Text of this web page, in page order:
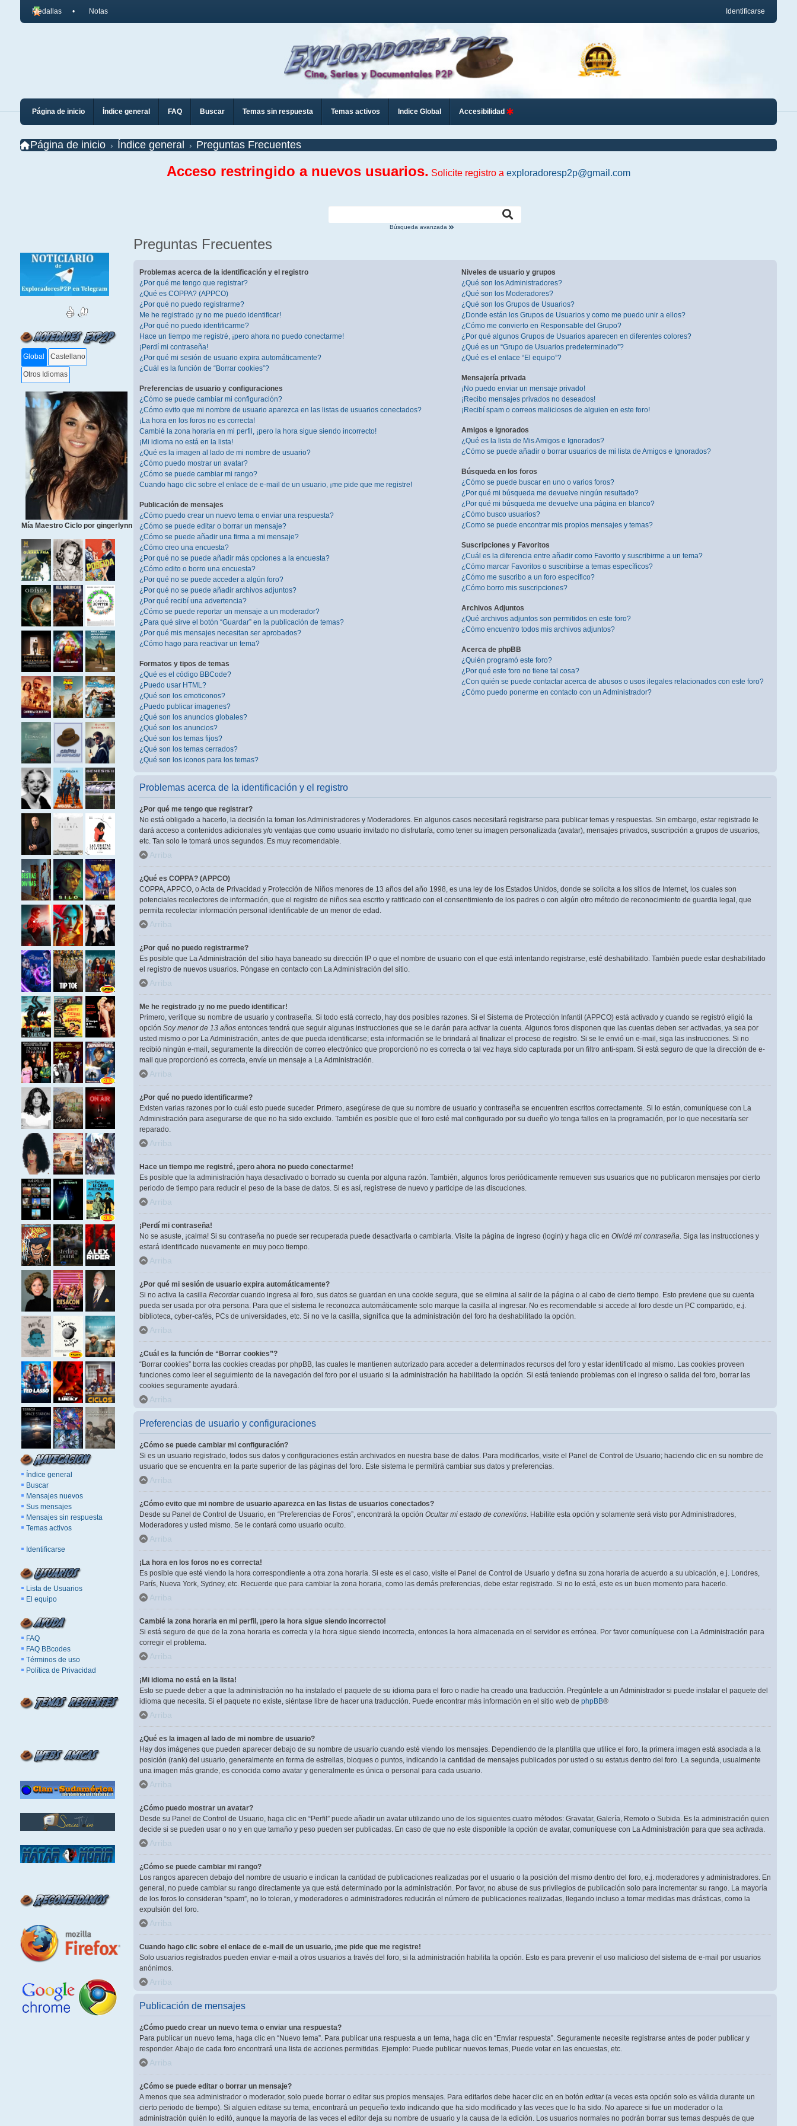
Identificarse
Medallas Notas
Página de inicio Índice general FAQ Buscar Temas sin respuesta Temas activos Indice Global Accesibilidad
Página de inicio Índice general Preguntas Frecuentes
Acceso restringido a nuevos usuarios. Solicite registro a exploradoresp2p@gmail.com
Búsqueda avanzada
Global Castellano
Otros Idiomas
Mía Maestro Ciclo por gingerlynn
Índice general
Buscar
Mensajes nuevos
Sus mensajes
Mensajes sin respuesta
Temas activos
Identificarse
Lista de Usuarios
El equipo
FAQ
FAQ BBcodes
Términos de uso
Política de Privacidad
Preguntas Frecuentes
Problemas acerca de la identificación y el registro
¿Por qué me tengo que registrar?
¿Qué es COPPA? (APPCO)
¿Por qué no puedo registrarme?
Me he registrado ¡y no me puedo identificar!
¿Por qué no puedo identificarme?
Hace un tiempo me registré, ¡pero ahora no puedo conectarme!
¡Perdí mi contraseña!
¿Por qué mi sesión de usuario expira automáticamente?
¿Cuál es la función de “Borrar cookies”?
Preferencias de usuario y configuraciones
¿Cómo se puede cambiar mi configuración?
¿Cómo evito que mi nombre de usuario aparezca en las listas de usuarios conectados?
¡La hora en los foros no es correcta!
Cambié la zona horaria en mi perfil, ¡pero la hora sigue siendo incorrecto!
¡Mi idioma no está en la lista!
¿Qué es la imagen al lado de mi nombre de usuario?
¿Cómo puedo mostrar un avatar?
¿Cómo se puede cambiar mi rango?
Cuando hago clic sobre el enlace de e-mail de un usuario, ¡me pide que me registre!
Publicación de mensajes
¿Cómo puedo crear un nuevo tema o enviar una respuesta?
¿Cómo se puede editar o borrar un mensaje?
¿Cómo se puede añadir una firma a mi mensaje?
¿Cómo creo una encuesta?
¿Por qué no se puede añadir más opciones a la encuesta?
¿Cómo edito o borro una encuesta?
¿Por qué no se puede acceder a algún foro?
¿Por qué no se puede añadir archivos adjuntos?
¿Por qué recibí una advertencia?
¿Cómo se puede reportar un mensaje a un moderador?
¿Para qué sirve el botón “Guardar” en la publicación de temas?
¿Por qué mis mensajes necesitan ser aprobados?
¿Cómo hago para reactivar un tema?
Formatos y tipos de temas
¿Qué es el código BBCode?
¿Puedo usar HTML?
¿Qué son los emoticonos?
¿Puedo publicar imagenes?
¿Qué son los anuncios globales?
¿Qué son los anuncios?
¿Qué son los temas fijos?
¿Qué son los temas cerrados?
¿Qué son los iconos para los temas?
Niveles de usuario y grupos
¿Qué son los Administradores?
¿Qué son los Moderadores?
¿Qué son los Grupos de Usuarios?
¿Donde están los Grupos de Usuarios y como me puedo unir a ellos?
¿Cómo me convierto en Responsable del Grupo?
¿Por qué algunos Grupos de Usuarios aparecen en diferentes colores?
¿Qué es un “Grupo de Usuarios predeterminado”?
¿Qué es el enlace “El equipo”?
Mensajería privada
¡No puedo enviar un mensaje privado!
¡Recibo mensajes privados no deseados!
¡Recibí spam o correos maliciosos de alguien en este foro!
Amigos e Ignorados
¿Qué es la lista de Mis Amigos e Ignorados?
¿Cómo se puede añadir o borrar usuarios de mi lista de Amigos e Ignorados?
Búsqueda en los foros
¿Cómo se puede buscar en uno o varios foros?
¿Por qué mi búsqueda me devuelve ningún resultado?
¿Por qué mi búsqueda me devuelve una página en blanco?
¿Cómo busco usuarios?
¿Como se puede encontrar mis propios mensajes y temas?
Suscripciones y Favoritos
¿Cuál es la diferencia entre añadir como Favorito y suscribirme a un tema?
¿Cómo marcar Favoritos o suscribirse a temas específicos?
¿Cómo me suscribo a un foro específico?
¿Cómo borro mis suscripciones?
Archivos Adjuntos
¿Qué archivos adjuntos son permitidos en este foro?
¿Cómo encuentro todos mis archivos adjuntos?
Acerca de phpBB
¿Quién programó este foro?
¿Por qué este foro no tiene tal cosa?
¿Con quién se puede contactar acerca de abusos o usos ilegales relacionados con este foro?
¿Cómo puedo ponerme en contacto con un Administrador?
Problemas acerca de la identificación y el registro
¿Por qué me tengo que registrar?
No está obligado a hacerlo, la decisión la toman los Administradores y Moderadores. En algunos casos necesitará registrarse para publicar temas y respuestas. Sin embargo, estar registrado le
dará acceso a contenidos adicionales y/o ventajas que como usuario invitado no disfrutaría, como tener su imagen personalizada (avatar), mensajes privados, suscripción a grupos de usuarios,
etc. Tan solo le tomará unos segundos. Es muy recomendable.
Arriba
¿Qué es COPPA? (APPCO)
COPPA, APPCO, o Acta de Privacidad y Protección de Niños menores de 13 años del año 1998, es una ley de los Estados Unidos, donde se solicita a los sitios de Internet, los cuales son
potenciales recolectores de información, que el registro de niños sea escrito y ratificado con el consentimiento de los padres o con algún otro método de reconocimiento de guardia legal, que
permita recolectar información personal identificable de un menor de edad.
Arriba
¿Por qué no puedo registrarme?
Es posible que La Administración del sitio haya baneado su dirección IP o que el nombre de usuario con el que está intentando registrarse, esté deshabilitado. También puede estar deshabilitado
el registro de nuevos usuarios. Póngase en contacto con La Administración del sitio.
Arriba
Me he registrado ¡y no me puedo identificar!
Primero, verifique su nombre de usuario y contraseña. Si todo está correcto, hay dos posibles razones. Si el Sistema de Protección Infantil (APPCO) está activado y cuando se registró eligió la
opción Soy menor de 13 añosentonces tendrá que seguir algunas instrucciones que se le darán para activar la cuenta. Algunos foros disponen que las cuentas deben ser activadas, ya sea por
usted mismo o por La Administración, antes de que pueda identificarse; esta información se le brindará al finalizar el proceso de registro. Si se le envió un e-mail, siga las instrucciones. Si no
recibió ningún e-mail, seguramente la dirección de correo electrónico que proporcionó no es correcta o tal vez haya sido capturada por un filtro anti-spam. Si está seguro de que la dirección de e-
mail que proporcionó es correcta, envíe un mensaje a La Administración.
Arriba
¿Por qué no puedo identificarme?
Existen varias razones por lo cuál esto puede suceder. Primero, asegúrese de que su nombre de usuario y contraseña se encuentren escritos correctamente. Si lo están, comuníquese con La
Administración para asegurarse de que no ha sido excluido. También es posible que el foro esté mal configurado por su dueño y/o tenga fallos en la programación, por lo que necesitaría ser
reparado.
Arriba
Hace un tiempo me registré, ¡pero ahora no puedo conectarme!
Es posible que la administración haya desactivado o borrado su cuenta por alguna razón. También, algunos foros periódicamente remueven sus usuarios que no publicaron mensajes por cierto
periodo de tiempo para reducir el peso de la base de datos. Si es así, registrese de nuevo y participe de las discuciones.
Arriba
¡Perdí mi contraseña!
No se asuste, ¡calma! Si su contraseña no puede ser recuperada puede desactivarla o cambiarla. Visite la página de ingreso (login) y haga clic en Olvidé mi contraseña. Siga las instrucciones y
estará identificado nuevamente en muy poco tiempo.
Arriba
¿Por qué mi sesión de usuario expira automáticamente?
Si no activa la casilla Recordarcuando ingresa al foro, sus datos se guardan en una cookie segura, que se elimina al salir de la página o al cabo de cierto tiempo. Esto previene que su cuenta
pueda ser usada por otra persona. Para que el sistema le reconozca automáticamente solo marque la casilla al ingresar. No es recomendable si accede al foro desde un PC compartido, e.j.
biblioteca, cyber-cafés, PCs de universidades, etc. Si no ve la casilla, significa que la administración del foro ha deshabilitado la opción.
Arriba
¿Cuál es la función de “Borrar cookies”?
“Borrar cookies” borra las cookies creadas por phpBB, las cuales le mantienen autorizado para acceder a determinados recursos del foro y estar identificado al mismo. Las cookies proveen
funciones como leer el seguimiento de la navegación del foro por el usuario si la administración ha habilitado la opción. Si está teniendo problemas con el ingreso o salida del foro, borrar las
cookies seguramente ayudará.
Arriba
Preferencias de usuario y configuraciones
¿Cómo se puede cambiar mi configuración?
Si es un usuario registrado, todos sus datos y configuraciones están archivados en nuestra base de datos. Para modificarlos, visite el Panel de Control de Usuario; haciendo clic en su nombre de
usuario que se encuentra en la parte superior de las páginas del foro. Este sistema le permitirá cambiar sus datos y preferencias.
Arriba
¿Cómo evito que mi nombre de usuario aparezca en las listas de usuarios conectados?
Desde su Panel de Control de Usuario, en “Preferencias de Foros”, encontrará la opción Ocultar mi estado de conexións. Habilite esta opción y solamente será visto por Administradores,
Moderadores y usted mismo. Se le contará como usuario oculto.
Arriba
¡La hora en los foros no es correcta!
Es posible que esté viendo la hora correspondiente a otra zona horaria. Si este es el caso, visite el Panel de Control de Usuario y defina su zona horaria de acuerdo a su ubicación, e.j. Londres,
París, Nueva York, Sydney, etc. Recuerde que para cambiar la zona horaria, como las demás preferencias, debe estar registrado. Si no lo está, este es un buen momento para hacerlo.
Arriba
Cambié la zona horaria en mi perfil, ¡pero la hora sigue siendo incorrecto!
Si está seguro de que de la zona horaria es correcta y la hora sigue siendo incorrecta, entonces la hora almacenada en el servidor es errónea. Por favor comuníquese con La Administración para
corregir el problema.
Arriba
¡Mi idioma no está en la lista!
Esto se puede deber a que la administración no ha instalado el paquete de su idioma para el foro o nadie ha creado una traducción. Pregúntele a un Administrador si puede instalar el paquete del
idioma que necesita. Si el paquete no existe, siéntase libre de hacer una traducción. Puede encontrar más información en el sitio web de phpBB®
Arriba
¿Qué es la imagen al lado de mi nombre de usuario?
Hay dos imágenes que pueden aparecer debajo de su nombre de usuario cuando esté viendo los mensajes. Dependiendo de la plantilla que utilice el foro, la primera imagen está asociada a la
posición (rank) del usuario, generalmente en forma de estrellas, bloques o puntos, indicando la cantidad de mensajes publicados por usted o su estatus dentro del foro. La segunda, usualmente
una imagen más grande, es conocida como avatar y generalmente es única o personal para cada usuario.
Arriba
¿Cómo puedo mostrar un avatar?
Desde su Panel de Control de Usuario, haga clic en “Perfil” puede añadir un avatar utilizando uno de los siguientes cuatro métodos: Gravatar, Galería, Remoto o Subida. Es la administración quien
decide si se pueden usar o no y en que tamaño y peso pueden ser publicadas. En caso de que no este disponible la opción de avatar, comuníquese con La Administración para que sea activada.
Arriba
¿Cómo se puede cambiar mi rango?
Los rangos aparecen debajo del nombre de usuario e indican la cantidad de publicaciones realizadas por el usuario o la posición del mismo dentro del foro, e.j. moderadores y administradores. En
general, no puede cambiar su rango directamente ya que está determinado por la administración. Por favor, no abuse de sus privilegios de publicación solo para incrementar su rango. La mayoría
de los foros lo consideran “spam”, no lo toleran, y moderadores o administradores reducirán el número de publicaciones realizadas, llegando incluso a tomar medidas mas drásticas, como la
expulsión del foro.
Arriba
Cuando hago clic sobre el enlace de e-mail de un usuario, ¡me pide que me registre!
Solo usuarios registrados pueden enviar e-mail a otros usuarios a través del foro, si la administración habilita la opción. Esto es para prevenir el uso malicioso del sistema de e-mail por usuarios
anónimos.
Arriba
Publicación de mensajes
¿Cómo puedo crear un nuevo tema o enviar una respuesta?
Para publicar un nuevo tema, haga clic en “Nuevo tema”. Para publicar una respuesta a un tema, haga clic en “Enviar respuesta”. Seguramente necesite registrarse antes de poder publicar y
responder. Abajo de cada foro encontrará una lista de acciones permitidas. Ejemplo: Puede publicar nuevos temas, Puede votar en las encuestas, etc.
Arriba
¿Cómo se puede editar o borrar un mensaje?
A menos que sea administrador o moderador, solo puede borrar o editar sus propios mensajes. Para editarlos debe hacer clic en en botón editar(a veces esta opción solo es válida durante un
cierto periodo de tiempo). Si alguien editase su tema, encontrará un pequeño texto indicando que ha sido modificado y las veces que lo ha sido. No aparece si fue un moderador o la
administración quién lo editó, aunque la mayoría de las veces el editor deja su nombre de usuario y la causa de la edición. Los usuarios normales no podrán borrar sus temas después de que